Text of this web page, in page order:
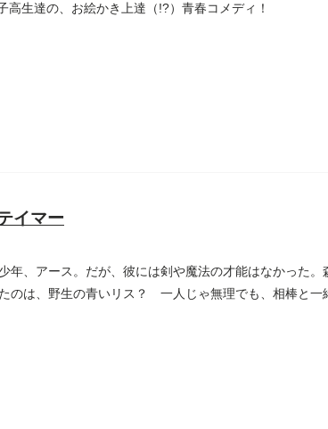
生達の、お絵かき上達（!?）青春コメディ！
イマー
年、アース。だが、彼には剣や魔法の才能はなかった
のは、野生の青いリス？ 一人じゃ無理でも、相棒と